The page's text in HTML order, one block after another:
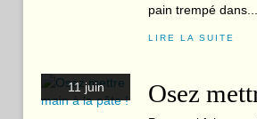
pain trempé dans...
LIRE LA SUITE
11 juin Osez